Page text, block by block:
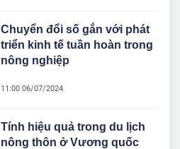
Chuyển đổi số gắn với phát
triển kinh tế tuần hoàn trong
nông nghiệp
11:00 06/07/2024
Tính hiệu quả trong du lịch
nông thôn ở Vương quốc